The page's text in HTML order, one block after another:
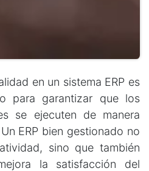
en un sistema ERP es
para garantizar que los
se ejecuten de manera
ERP bien gestionado no
sino que también
la satisfacción del